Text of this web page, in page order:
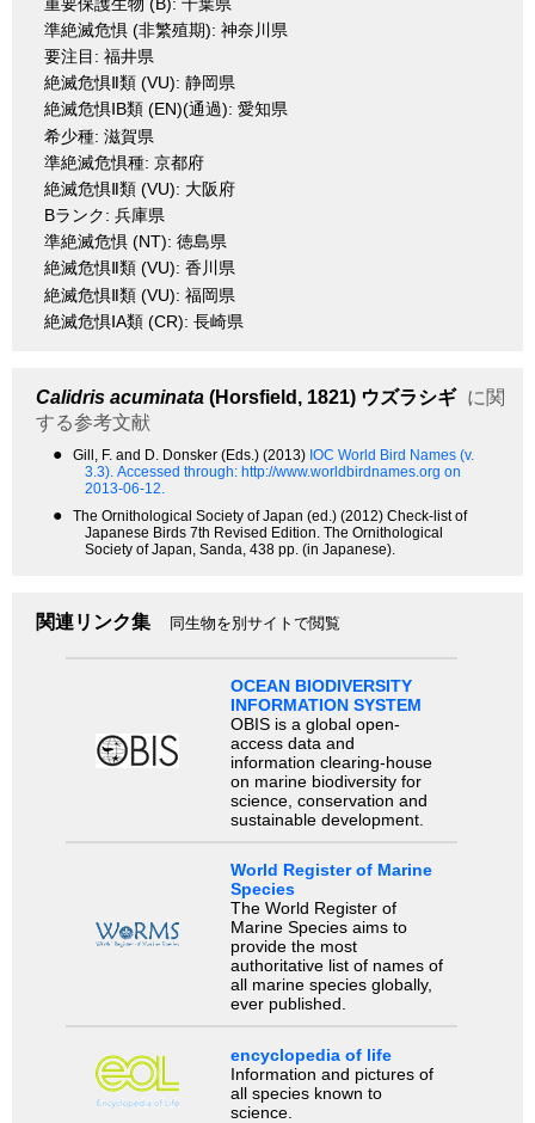
準絶滅危惧 (非繁殖期): 神奈川県
要注目: 福井県
絶滅危惧Ⅱ類 (VU): 静岡県
絶滅危惧ⅠB類 (EN)(通過): 愛知県
希少種: 滋賀県
準絶滅危惧種: 京都府
絶滅危惧Ⅱ類 (VU): 大阪府
Bランク: 兵庫県
準絶滅危惧 (NT): 徳島県
絶滅危惧Ⅱ類 (VU): 香川県
絶滅危惧Ⅱ類 (VU): 福岡県
絶滅危惧ⅠA類 (CR): 長崎県
Calidris acuminata (Horsfield, 1821) ウズラシギ に関
する参考文献
● Gill, F. and D. Donsker (Eds.) (2013) IOC World Bird Names (v.
3.3). Accessed through: http://www.worldbirdnames.org on
2013-06-12.
●
The Ornithological Society of Japan (ed.) (2012) Check-list of
Japanese Birds 7th Revised Edition. The Ornithological
Society of Japan, Sanda, 438 pp. (in Japanese).
関連リンク集 同生物を別サイトで閲覧
OCEAN BIODIVERSITY
INFORMATION SYSTEM
OBIS is a global open-
access data and
information clearing-house
on marine biodiversity for
science, conservation and
sustainable development.
World Register of Marine
Species
The World Register of
Marine Species aims to
provide the most
authoritative list of names of
all marine species globally,
ever published.
encyclopedia of life
Information and pictures of
all species known to
science.